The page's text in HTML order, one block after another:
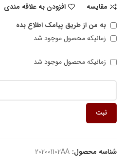
مقایسه
افزودن به علاقه مندی
به من از طریق پیامک اطلاع بده
زمانیکه محصول موجود شد
زمانیکه محصول موجود شد
ثبت
شناسه محصول: 202001102AA